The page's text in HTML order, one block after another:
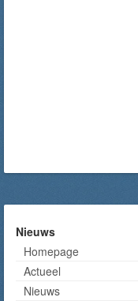
Nieuws
Homepage
Actueel
Nieuws